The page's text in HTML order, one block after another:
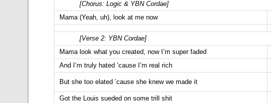
[Chorus: Logic & YBN Cordae]
Mama (Yeah, uh), look at me now
[Verse 2: YBN Cordae]
Mama look what you created, now I’m super faded
And I’m truly hated ’cause I’m real rich
But she too elated ’cause she knew we made it
Got the Louis sueded on some trill shit